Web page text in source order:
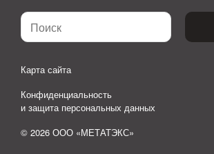
Карта сайта
Конфиденциальность
и защита персональных данных
© 2026 ООО «МЕТАТЭКС»